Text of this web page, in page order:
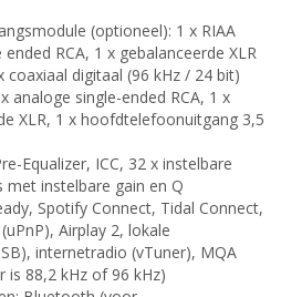
(optioneel): 1 x RIAA
RCA, 1 x gebalanceerde XLR
coaxiaal digitaal (96 kHz / 24 bit)
analoge single-ended RCA, 1 x
XLR, 1 x hoofdtelefoonuitgang 3,5
Equalizer, ICC, 32 x instelbare
instelbare gain en Q
Spotify Connect, Tidal Connect,
Airplay 2, lokale
internetradio (vTuner), MQA
is 88,2 kHz of 96 kHz)